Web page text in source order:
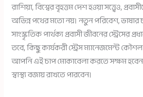
রাশিয়া, বিশ্বের বৃহত্তম দেশ হওয়া সত্ত্বেও,
অভিন্ন পথের মতো নয়। নতুন পরিবেশ, ভাষার
সাংস্কৃতিক পার্থক্য প্রবাসী জীবনের স্ট্রেসের
তবে, কিছু কার্যকরী স্ট্রেস ম্যানেজমেন্ট
আপনি এই চাপ মোকাবেলা করতে সক্ষম
স্বাস্থ্য বজায় রাখতে পারবেন।